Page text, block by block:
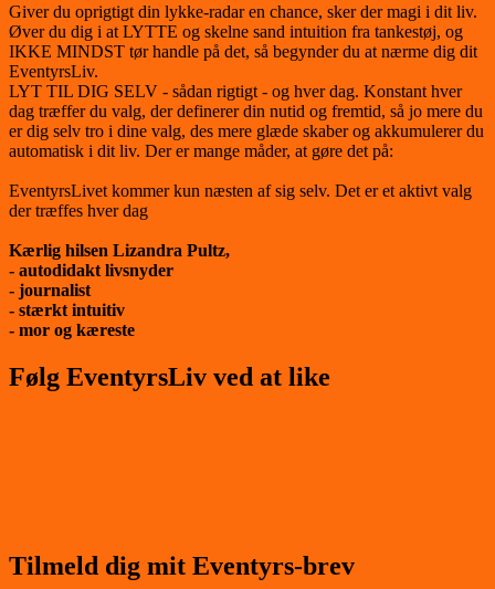
Giver du oprigtigt din lykke-radar en chance, sker der magi i dit liv.
Øver du dig i at LYTTE og skelne sand intuition fra tankestøj, og
IKKE MINDST tør handle på det, så begynder du at nærme dig dit
EventyrsLiv.
LYT TIL DIG SELV - sådan rigtigt - og hver dag. Konstant hver
dag træffer du valg, der definerer din nutid og fremtid, så jo mere du
er dig selv tro i dine valg, des mere glæde skaber og akkumulerer du
automatisk i dit liv. Der er mange måder, at gøre det på:
EventyrsLivet kommer kun næsten af sig selv. Det er et aktivt valg
der træffes hver dag
Kærlig hilsen Lizandra Pultz,
- autodidakt livsnyder
- journalist
- stærkt intuitiv
- mor og kæreste
Følg EventyrsLiv ved at like
Tilmeld dig mit Eventyrs-brev